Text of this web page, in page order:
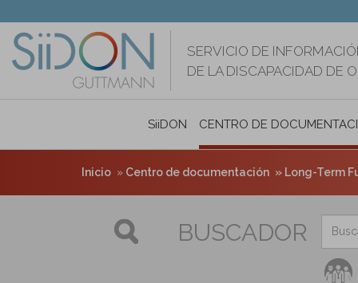
contenido
principal
SERVICIO DE
DE LA DISCAPACIDAD DE
SiiDON CENTRO DE
Inicio Centro de documentación Long-Term
BUSCADOR